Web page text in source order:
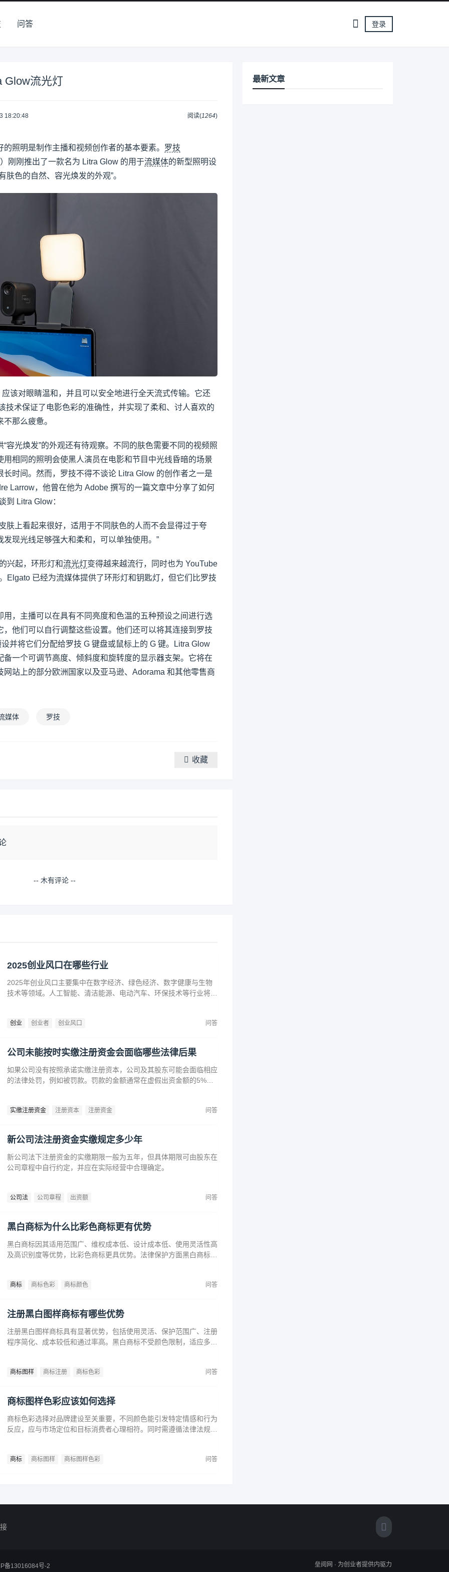
问答 登录
Glow流光灯
18:20:48 阅读(1264)
的照明是制作主播和视频创作者的基本要素。 罗技
刚刚推出了一款名为 Litra Glow 的用于流媒体的新型照明设
肤色的自然、容光焕发的外观”。
该对眼睛温和，并且可以安全地进行全天流式传输。它还
技术保证了电影色彩的准确性，并实现了柔和、讨人喜欢的
那么疲惫。
容光焕发”的外观还有待观察。不同的肤色需要不同的视频照
相同的照明会使黑人演员在电影和节目中光线昏暗的场景
时间。然而，罗技不得不谈论 Litra Glow 的创作者之一是
Larrow，他曾在他为 Adob​​e 撰写的一篇文章中分享了如何
到 Litra Glow：
肤上看起来很好，适用于不同肤色的人而不会显得过于夸
现光线足够强大和柔和，可以单独使用。”
兴起，环形灯和流光灯变得越来越流行，同时也为 YouTube
Elgato 已经为流媒体提供了环形灯和钥匙灯，但它们比罗技
用，主播可以在具有不同亮度和色温的五种预设之间进行选
他们可以自行调整这些设置。他们还可以将其连接到罗技
并将它们分配给罗技 G 键盘或鼠标上的 G 键。Litra Glow
一个可调节高度、倾斜度和旋转度的显示器支架。它将在
站上的部分欧洲国家以及亚马逊、Adorama 和其他零售商
媒体 罗技
收藏
-- 木有评论 --
2025创业风口在哪些行业
2025年创业风口主要集中在数字经济、绿色经济、数字健康与生物
技术等领域。人工智能、清洁能源、电动汽车、环保技术等行业将迎
住这些前沿趋势，开拓新兴产业，创造商业价值。
创业 创业者 创业风口 问答
公司未能按时实缴注册资金会面临哪些法律后果
如果公司没有按照承诺实缴注册资本，公司及其股东可能会面临相应
的法律处罚，例如被罚款。罚款的金额通常在虚假出资金额的5%到
实缴注册资金 注册资本 注册资金 问答
新公司法注册资金实缴规定多少年
新公司法下注册资金的实缴期限一般为五年，但具体期限可由股东在
公司章程中自行约定，并应在实际经营中合理确定。
公司法 公司章程 出资额 问答
黑白商标为什么比彩色商标更有优势
黑白商标因其适用范围广、维权成本低、设计成本低、使用灵活性高
及高识别度等优势，比彩色商标更具优势。法律保护方面黑白商标更
商标 商标色彩 商标颜色 问答
注册黑白图样商标有哪些优势
注册黑白图样商标具有显著优势，包括使用灵活、保护范围广、注册
程序简化、成本较低和通过率高。黑白商标不受颜色限制，适应多样
商标图样 商标注册 商标色彩 问答
商标图样色彩应该如何选择
商标色彩选择对品牌建设至关重要，不同颜色能引发特定情感和行为
反应，应与市场定位和目标消费者心理相符。同时需遵循法律法规确
商标 商标图样 商标图样色彩 问答
最新文章
备13016084号-2 垒阅网 · 为创业者提供内驱力